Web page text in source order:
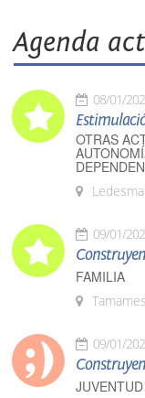
Agenda
08/01/
OTRAS
Ledesma
09/01/
FAMILIA
Tamames
09/01/
JUVENTUD